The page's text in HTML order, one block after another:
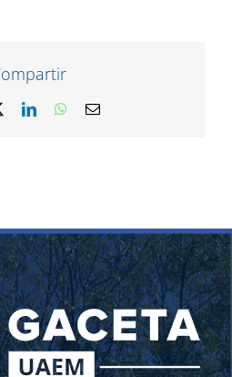
LinkedInWhatsApp
Correo